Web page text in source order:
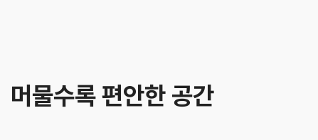
머물수록 편안한 공간